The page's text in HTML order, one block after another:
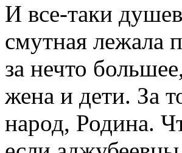
И все-таки
смутная лежала
за нечто
жена и дети. За
народ, Родина.